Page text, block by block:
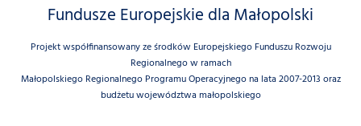
Fundusze Europejskie dla Małopolski
Projekt współfinansowany ze środków Europejskiego Funduszu Rozwoju
Regionalnego w ramach
Małopolskiego Regionalnego Programu Operacyjnego na lata 2007-2013 oraz
budżetu województwa małopolskiego